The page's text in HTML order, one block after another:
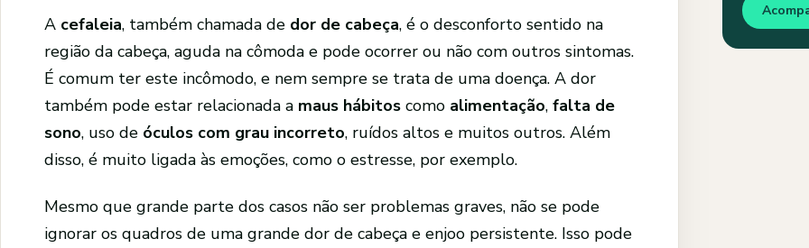
A cefaleia, também chamada de dor de cabeça, é o desconforto sentido na
região da cabeça, aguda na cômoda e pode ocorrer ou não com outros sintomas.
É comum ter este incômodo, e nem sempre se trata de uma doença. A dor
também pode estar relacionada a maus hábitos como alimentação, falta de
sono, uso de óculos com grau incorreto, ruídos altos e muitos outros. Além
disso, é muito ligada às emoções, como o estresse, por exemplo.
Mesmo que grande parte dos casos não ser problemas graves, não se pode
ignorar os quadros de uma grande dor de cabeça e enjoo persistente. Isso pode